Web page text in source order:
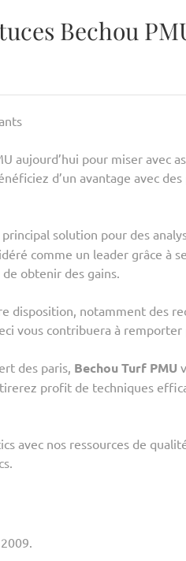
Bechou
aujourd’hui pour miser avec
d’un avantage avec
solution pour des
comme un leader grâce à
obtenir des gains.
disposition, notamment des
vous contribuera à remporter
des paris, Bechou Turf PMU
profit de techniques
avec nos ressources de